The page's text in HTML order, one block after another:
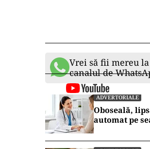
Totul începe cu Azitis și